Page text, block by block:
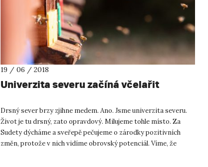
19 / 06 / 2018
Univerzita severu začíná včelařit
Drsný sever brzy zjihne medem. Ano. Jsme univerzita severu.
Život je tu drsný, zato opravdový. Milujeme tohle místo. Za
Sudety dýcháme a sveřepě pečujeme o zárodky pozitivních
změn, protože v nich vidíme obrovský potenciál. Víme, že